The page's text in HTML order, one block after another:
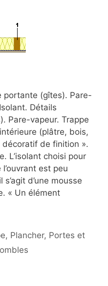
portante (gîtes). Pare-
Détails
Pare-vapeur. Trappe
(plâtre, bois,
de finition ».
L’isolant choisi pour
est peu
d’une mousse
« Un élément
, Plancher, Portes et